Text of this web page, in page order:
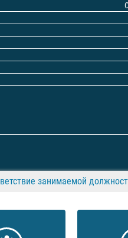
занимаемой